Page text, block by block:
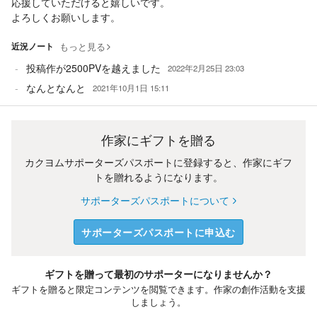
よろしくお願いします。
近況ノート もっと見る
投稿作が2500PVを越えました 2022年2月25日 23:03
なんとなんと 2021年10月1日 15:11
作家にギフトを贈る
カクヨムサポーターズパスポートに登録すると、作家にギフ
トを贈れるようになります。
サポーターズパスポートについて
サポーターズパスポートに申込む
ギフトを贈って最初のサポーターになりませんか？
ギフトを贈ると限定コンテンツを閲覧できます。作家の創作活動を支援
しましょう。